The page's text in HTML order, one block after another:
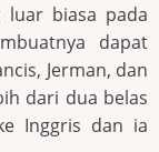
luar biasa pada
dapat
Jerman, dan
dari dua belas
Inggris dan ia